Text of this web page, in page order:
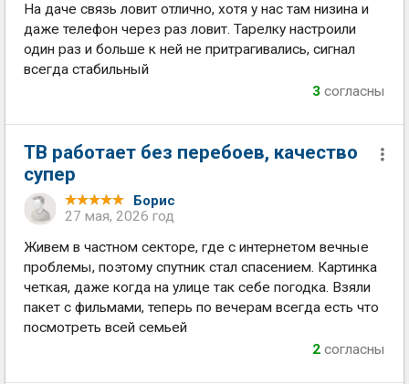
На даче связь ловит отлично, хотя у нас там низина и
даже телефон через раз ловит. Тарелку настроили
один раз и больше к ней не притрагивались, сигнал
всегда стабильный
3 согласны
ТВ работает без перебоев, качество
супер
Борис
27 мая, 2026 год
Живем в частном секторе, где с интернетом вечные
проблемы, поэтому спутник стал спасением. Картинка
четкая, даже когда на улице так себе погодка. Взяли
пакет с фильмами, теперь по вечерам всегда есть что
посмотреть всей семьей
2 согласны